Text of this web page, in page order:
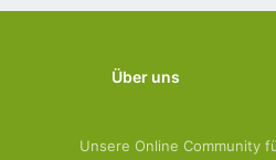
Über uns
Unsere Online Community